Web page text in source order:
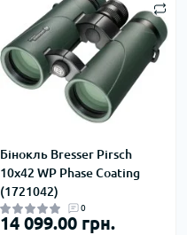
Бінокль Bresser Pirsch
10x42 WP Phase Coating
(1721042)
0
14 099.00 грн.